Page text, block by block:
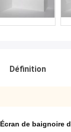
Définition
Écran de baignoire